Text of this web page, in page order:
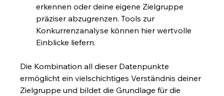
erkennen oder deine eigene Zielgruppe
präziser abzugrenzen. Tools zur
Konkurrenzanalyse können hier wertvolle
Einblicke liefern.
Die Kombination all dieser Datenpunkte
ermöglicht ein vielschichtiges Verständnis deiner
Zielgruppe und bildet die Grundlage für die